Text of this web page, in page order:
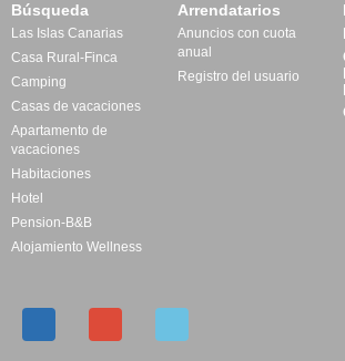
Búsqueda
Las Islas Canarias
Casa Rural-Finca
Camping
Casas de vacaciones
Apartamento de
vacaciones
Habitaciones
Hotel
Pension-B&B
Alojamiento Wellness
Arrendatarios
Anuncios con cuota
anual
Registro del usuario